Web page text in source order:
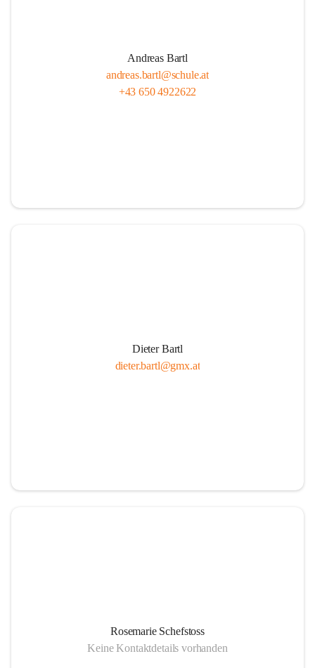
Andreas Bartl
andreas.bartl@schule.at
+43 650 4922622
Dieter Bartl
dieter.bartl@gmx.at
Rosemarie Schefstoss
Keine Kontaktdetails vorhanden